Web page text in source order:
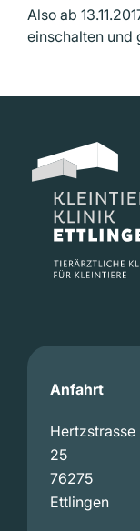
Also ab
einschalten und
Anfahrt
Hertzstrasse
25
76275
Ettlingen